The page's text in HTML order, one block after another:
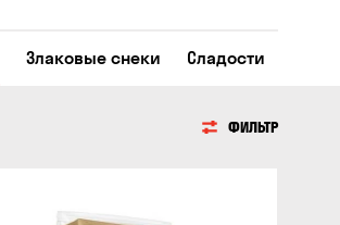
Злаковые снеки Сладости
ФИЛЬТР